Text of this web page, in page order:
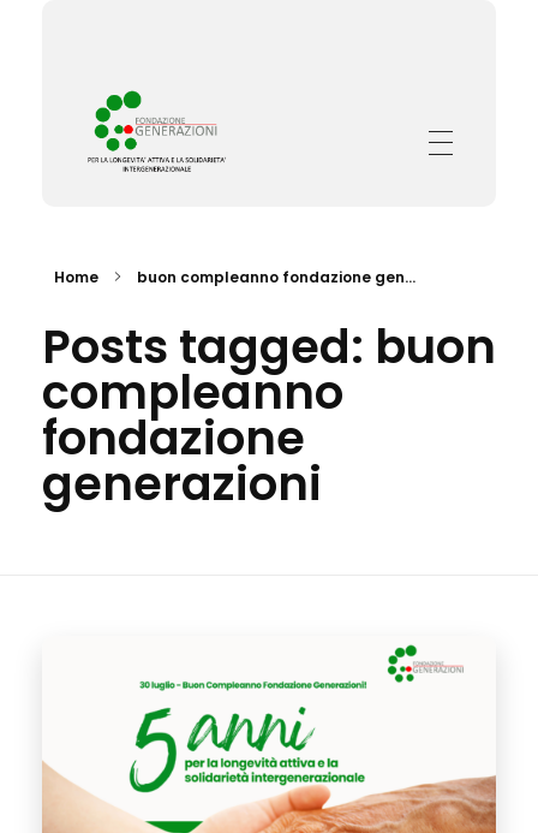
Home buon compleanno fondazione gen...
Posts tagged: buon
compleanno
fondazione
generazioni